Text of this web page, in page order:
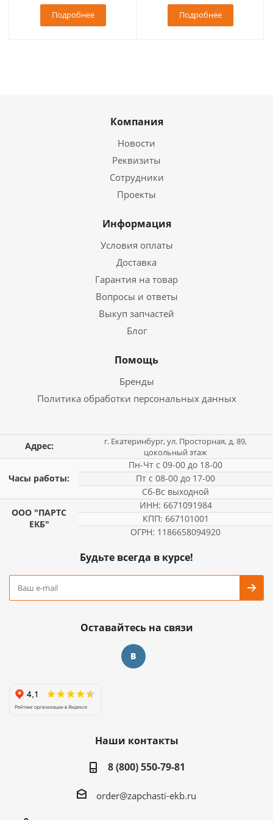
Подробнее Подробнее
Компания
Новости
Реквизиты
Сотрудники
Проекты
Информация
Условия оплаты
Доставка
Гарантия на товар
Вопросы и ответы
Выкуп запчастей
Блог
Помощь
Бренды
Политика обработки персональных данных
Адрес:
г. Екатеринбург, ул. Просторная, д. 89,
цокольный этаж
Часы работы:
Пн-Чт с 09-00 до 18-00
Пт с 08-00 до 17-00
Сб-Вс выходной
ООО "ПАРТС
ЕКБ"
ИНН: 6671091984
КПП: 667101001
ОГРН: 1186658094920
Будьте всегда в курсе!
Оставайтесь на связи
Наши контакты
8 (800) 550-79-81
order@zapchasti-ekb.ru